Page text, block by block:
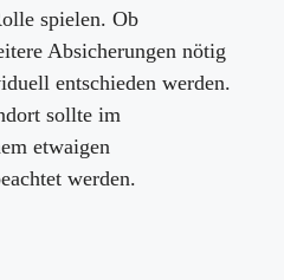
spielen. Ob
Absicherungen nötig
entschieden werden.
sollte im
etwaigen
werden.